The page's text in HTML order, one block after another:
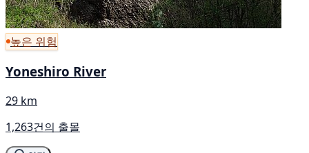
높은 위험
Yoneshiro River
29 km
1,263건의 출몰